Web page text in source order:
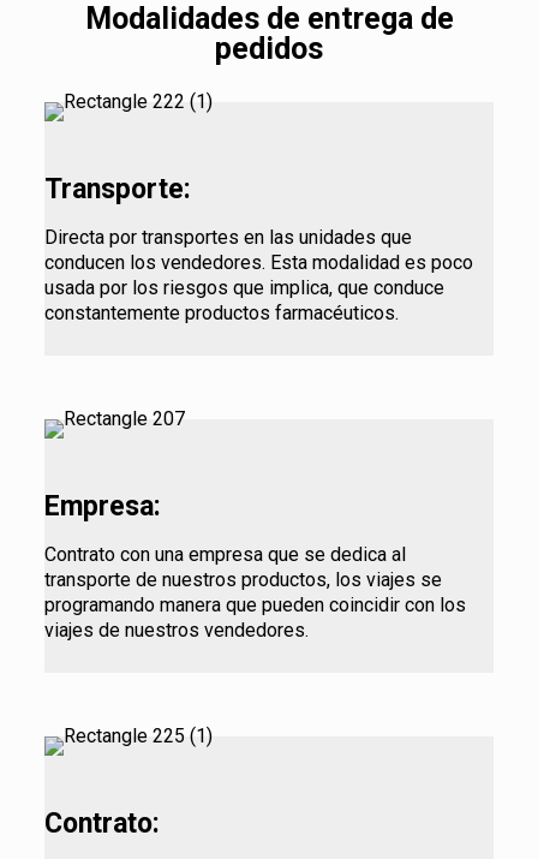
Modalidades de entrega de
pedidos
Transporte:
Directa por transportes en las unidades que
conducen los vendedores. Esta modalidad es poco
usada por los riesgos que implica, que conduce
constantemente productos farmacéuticos.
Empresa:
Contrato con una empresa que se dedica al
transporte de nuestros productos, los viajes se
programando manera que pueden coincidir con los
viajes de nuestros vendedores.
Contrato: